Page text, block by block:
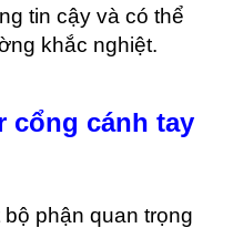
tin cậy và có thể
khắc nghiệt.
cổng cánh tay
phận quan trọng